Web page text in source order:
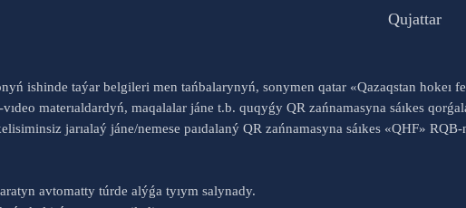
Qujattar
ishinde taýar belgileri men tańbalarynyń, sonymen qatar «Qazaqstan hokeı
materıaldardyń, maqalalar jáne t.b. quqyǵy QR zańnamasyna sáıkes
jarıalaý jáne/nemese paıdalaný QR zańnamasyna sáıkes «QHF» RQB-
avtomatty túrde alýǵa tyıym salynady.